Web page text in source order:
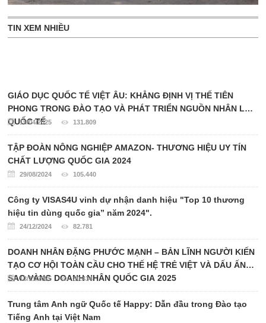
TIN XEM NHIỀU
GIÁO DỤC QUỐC TẾ VIỆT ÂU: KHẲNG ĐỊNH VỊ THẾ TIÊN
PHONG TRONG ĐÀO TẠO VÀ PHÁT TRIỂN NGUỒN NHÂN LỰC
QUỐC TẾ
15/04/2025 131.809
TẬP ĐOÀN NÔNG NGHIỆP AMAZON- THƯƠNG HIỆU UY TÍN
CHẤT LƯỢNG QUỐC GIA 2024
29/08/2024 105.440
Công ty VISAS4U vinh dự nhận danh hiệu "Top 10 thương
hiệu tin dùng quốc gia” năm 2024".
24/12/2024 82.781
DOANH NHÂN ĐẶNG PHƯỚC MẠNH – BẢN LĨNH NGƯỜI KIẾN
TẠO CƠ HỘI TOÀN CẦU CHO THẾ HỆ TRẺ VIỆT VÀ DẤU ẤN
SAO VÀNG DOANH NHÂN QUỐC GIA 2025
13/11/2025 80.434
Trung tâm Anh ngữ Quốc tế Happy: Dẫn đầu trong Đào tạo
Tiếng Anh tại Việt Nam